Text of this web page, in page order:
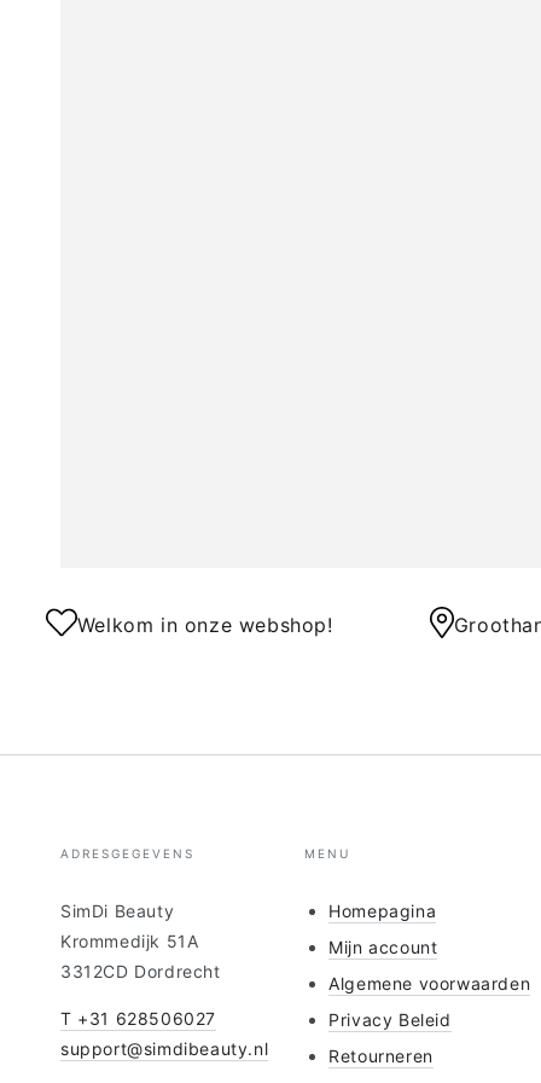
Welkom in onze webshop!
ADRESGEGEVENS
SimDi Beauty
Krommedijk 51A
3312CD Dordrecht
T +31 628506027
support@simdibeauty.nl
MENU
Homepagina
Mijn account
Algemene voorwaarden
Privacy Beleid
Retourneren